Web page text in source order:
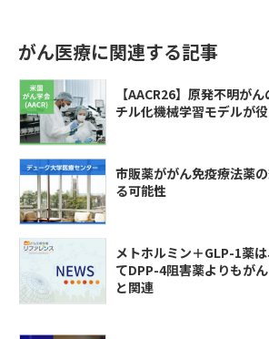
がん医療に関連する記事
【AACR26】原発不明が
チル化機械学習モデルが
市販薬ががん免疫療法薬
る可能性
メトホルミン＋GLP-1薬
てDPP-4阻害薬よりもが
と関連